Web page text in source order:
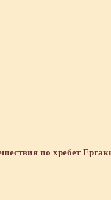
по хребет